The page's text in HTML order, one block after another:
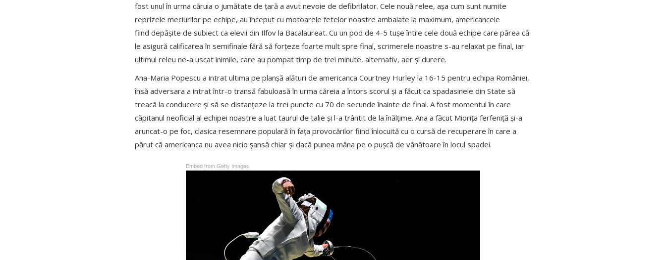
fost unul în urma căruia o jumătate de țară a avut nevoie de defibrilator. Cele nouă relee, așa cum sunt numite
reprizele meciurilor pe echipe, au început cu motoarele fetelor noastre ambalate la maximum, americancele
fiind depășite de subiect ca elevii din Ilfov la Bacalaureat. Cu un pod de 4-5 tușe între cele două echipe care părea că
le asigură calificarea în semifinale fără să forțeze foarte mult spre final, scrimerele noastre s-au relaxat pe final, iar
ultimul releu ne-a uscat inimile, care au pompat timp de trei minute, alternativ, aer și durere.
Ana-Maria Popescu a intrat ultima pe planșă alături de americanca Courtney Hurley la 16-15 pentru echipa României,
însă adversara a intrat într-o transă fabuloasă în urma căreia a întors scorul și a făcut ca spadasinele din State să
treacă la conducere și să se distanțeze la trei puncte cu 70 de secunde înainte de final. A fost momentul în care
căpitanul neoficial al echipei noastre a luat taurul de talie și l-a trântit de la înălțime. Ana a făcut Miorița ferfeniță și-a
aruncat-o pe foc, clasica resemnare populară în fața provocărilor fiind înlocuită cu o cursă de recuperare în care a
părut că americanca nu avea nicio șansă chiar și dacă punea mâna pe o pușcă de vânătoare în locul spadei.
Embed from Getty Images